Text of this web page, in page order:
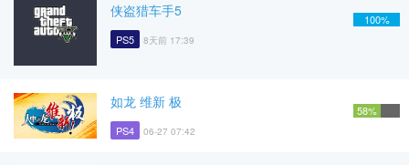
侠盗猎车手5
PS5 8天前 17:39
100%
如龙 维新 极
PS4 06-27 07:42
58%